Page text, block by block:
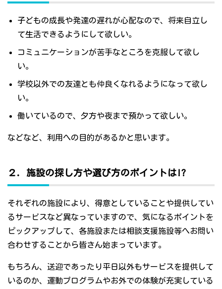
子どもの成長や発達の遅れが心配なので、将来自立し
て生活できるようにして欲しい。
コミュニケーションが苦手なところを克服して欲し
い。
学校以外での友達とも仲良くなれるようになって欲し
い。
働いているので、夕方や夜まで預かって欲しい。
などなど、利用への目的があるかと思います。
２．施設の探し方や選び方のポイントは!?
それぞれの施設により、得意としていることや提供してい
るサービスなど異なっていますので、気になるポイントを
ピックアップして、各施設または相談支援施設等へお問い
合わせすることから皆さん始まっています。
もちろん、送迎であったり平日以外もサービスを提供して
いるのか、運動プログラムやお外での体験が充実している